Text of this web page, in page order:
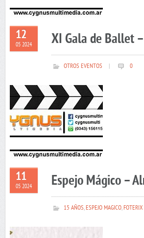
12
05 2024 XI Gala de Ballet
OTROS EVENTOS 0
11
05 2024 Espejo Mágico –
15 AÑOS,ESPEJO MAGICO,FOTERIX